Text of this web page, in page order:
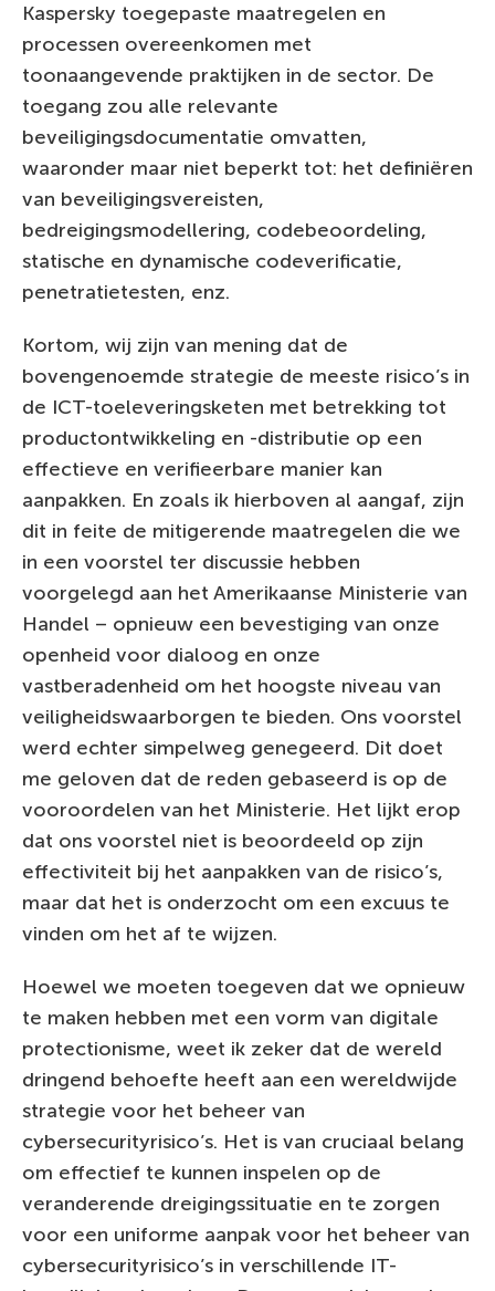
Kaspersky toegepaste maatregelen en
processen overeenkomen met
toonaangevende praktijken in de sector. De
toegang zou alle relevante
beveiligingsdocumentatie omvatten,
waaronder maar niet beperkt tot: het definiëren
van beveiligingsvereisten,
bedreigingsmodellering, codebeoordeling,
statische en dynamische codeverificatie,
penetratietesten, enz.
Kortom, wij zijn van mening dat de
bovengenoemde strategie de meeste risico’s in
de ICT-toeleveringsketen met betrekking tot
productontwikkeling en -distributie op een
effectieve en verifieerbare manier kan
aanpakken. En zoals ik hierboven al aangaf, zijn
dit in feite de mitigerende maatregelen die we
in een voorstel ter discussie hebben
voorgelegd aan het Amerikaanse Ministerie van
Handel – opnieuw een bevestiging van onze
openheid voor dialoog en onze
vastberadenheid om het hoogste niveau van
veiligheidswaarborgen te bieden. Ons voorstel
werd echter simpelweg genegeerd. Dit doet
me geloven dat de reden gebaseerd is op de
vooroordelen van het Ministerie. Het lijkt erop
dat ons voorstel niet is beoordeeld op zijn
effectiviteit bij het aanpakken van de risico’s,
maar dat het is onderzocht om een excuus te
vinden om het af te wijzen.
Hoewel we moeten toegeven dat we opnieuw
te maken hebben met een vorm van digitale
protectionisme, weet ik zeker dat de wereld
dringend behoefte heeft aan een wereldwijde
strategie voor het beheer van
cybersecurityrisico’s. Het is van cruciaal belang
om effectief te kunnen inspelen op de
veranderende dreigingssituatie en te zorgen
voor een uniforme aanpak voor het beheer van
cybersecurityrisico’s in verschillende IT-